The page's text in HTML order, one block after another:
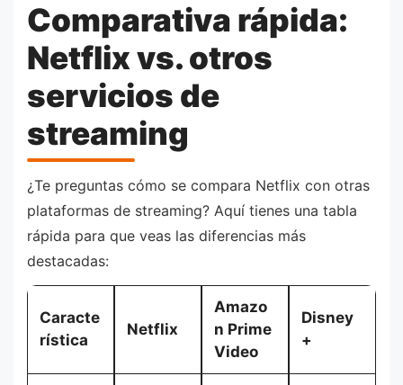
Comparativa rápida:
Netflix vs. otros
servicios de
streaming
¿Te preguntas cómo se compara Netflix con otras
plataformas de streaming? Aquí tienes una tabla
rápida para que veas las diferencias más
destacadas:
Caracte
rística
Netflix
Amazo
n Prime
Video
Disney
+